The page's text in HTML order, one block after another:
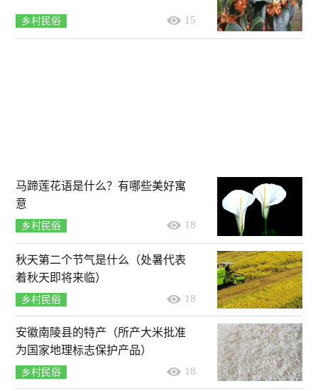
乡村民俗 15
马蹄莲花语是什么？有哪些美好寓
意
乡村民俗 18
秋天第二个节气是什么（处暑代表
着秋天即将来临）
乡村民俗 18
安徽南陵县的特产（所产大米批准
为国家地理标志保护产品）
乡村民俗 18